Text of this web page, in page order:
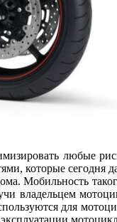
любые
которые сегодня
Мобильность
владельцем
для